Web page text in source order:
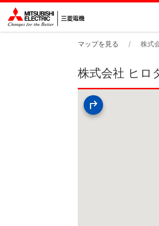
マップを見る 株式
株式会社 ヒロ